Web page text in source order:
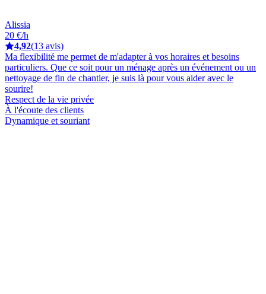
Alissia
20 €/h
4,92(13 avis)
Ma flexibilité me permet de m'adapter à vos horaires et besoins
particuliers. Que ce soit pour un ménage après un événement ou un
nettoyage de fin de chantier, je suis là pour vous aider avec le
sourire!
Respect de la vie privée
À l'écoute des clients
Dynamique et souriant